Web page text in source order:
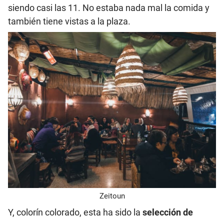
siendo casi las 11. No estaba nada mal la comida y
también tiene vistas a la plaza.
Zeitoun
Y, colorín colorado, esta ha sido la selección de